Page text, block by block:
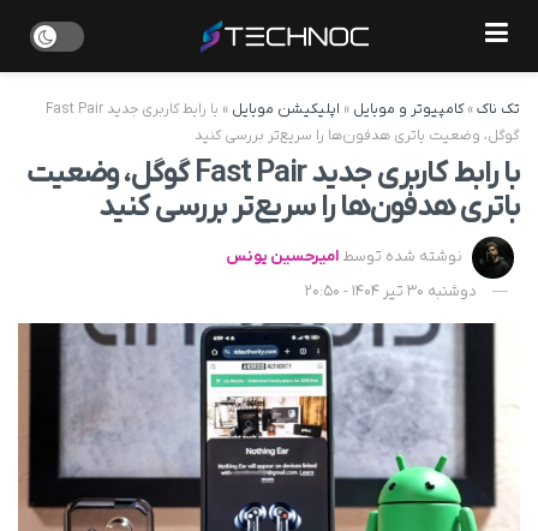
تک ناک»کامپیوتر و موبایل » اپلیکیشن موبایل »
با رابط کاربری جدید Fast Pair
گوگل، وضعیت باتری هدفون‌ها را سریع‌تر بررسی کنید
با رابط کاربری جدید Fast Pair گوگل، وضعیت
باتری هدفون‌ها را سریع‌تر بررسی کنید
نوشته شده توسط امیرحسین یونس
دوشنبه 30 تیر 1404 - 20:50